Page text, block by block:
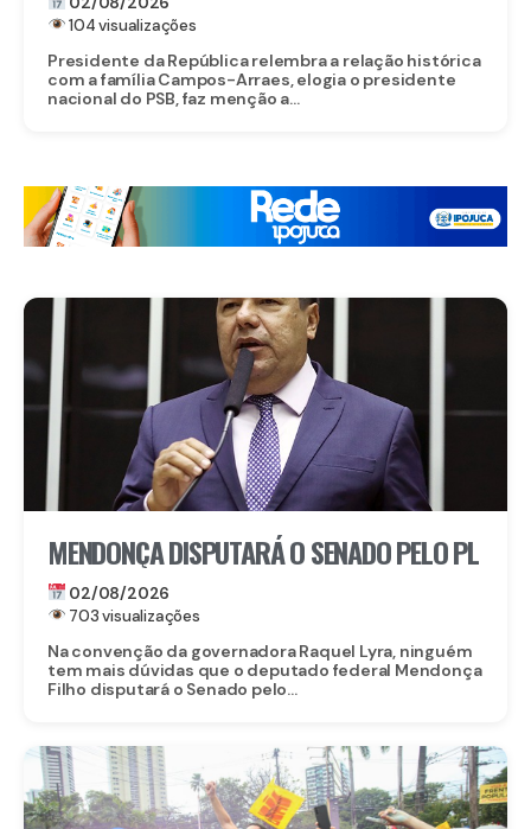
104 visualizações
Presidente da República relembra a relação histórica
com a família Campos-Arraes, elogia o presidente
nacional do PSB, faz menção a...
MENDONÇA DISPUTARÁ O SENADO PELO PL
02/08/2026
703 visualizações
Na convenção da governadora Raquel Lyra, ninguém
tem mais dúvidas que o deputado federal Mendonça
Filho disputará o Senado pelo...